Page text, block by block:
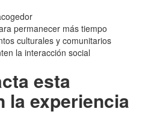
permanecer más tiempo
culturales y comunitarios
la interacción social
esta
la experiencia